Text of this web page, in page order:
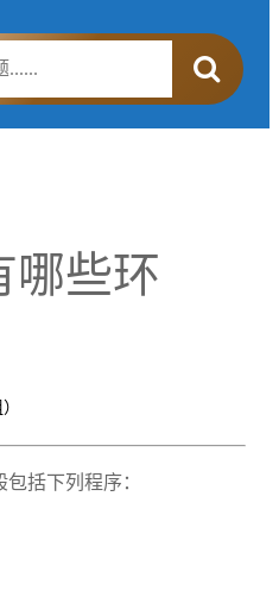
哪些环
括下列程序：